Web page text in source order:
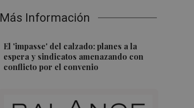
Más Información
El 'impasse' del calzado: planes a la
espera y sindicatos amenazando con
conflicto por el convenio